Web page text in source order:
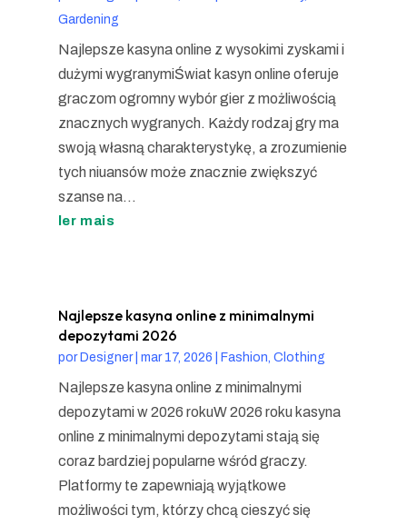
Gardening
Najlepsze kasyna online z wysokimi zyskami i
dużymi wygranymiŚwiat kasyn online oferuje
graczom ogromny wybór gier z możliwością
znacznych wygranych. Każdy rodzaj gry ma
swoją własną charakterystykę, a zrozumienie
tych niuansów może znacznie zwiększyć
szanse na...
ler mais
Najlepsze kasyna online z minimalnymi
depozytami 2026
por Designer| mar 17, 2026 Fashion, Clothing
Najlepsze kasyna online z minimalnymi
depozytami w 2026 rokuW 2026 roku kasyna
online z minimalnymi depozytami stają się
coraz bardziej popularne wśród graczy.
Platformy te zapewniają wyjątkowe
możliwości tym, którzy chcą cieszyć się